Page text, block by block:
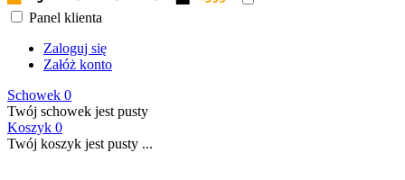
Panel klienta
Zaloguj się
Załóż konto
Schowek 0
Twój schowek jest pusty
Koszyk 0
Twój koszyk jest pusty ...